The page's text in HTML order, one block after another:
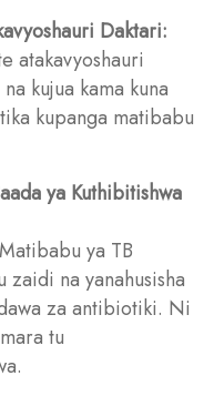
Daktari:
atakavyoshauri
kujua kama kuna
kupanga matibabu
ya Kuthibitishwa
ya TB
zaidi na yanahusisha
za antibiotiki. Ni
tu